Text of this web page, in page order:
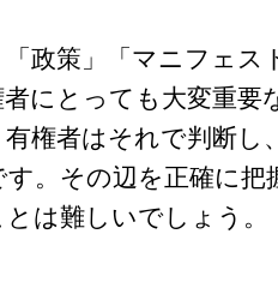
政策」「マニフェス
者にとっても大変重要
有権者はそれで判断し
す。その辺を正確に把
は難しいでしょう。